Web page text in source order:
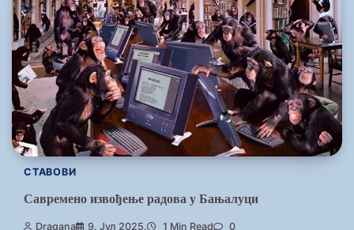
СТАВОВИ
Савремено извођење радова у Бањалуци
Dragana 9. Јул 2025. 1 Min Read 0